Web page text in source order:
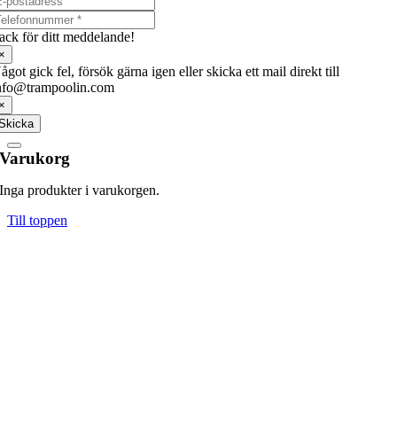
för ditt meddelande!
gick fel, försök gärna igen eller skicka ett mail direkt till
Varukorg
Inga produkter i varukorgen.
Till toppen